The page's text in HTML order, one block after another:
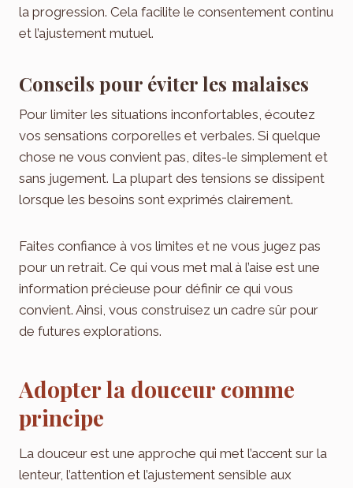
la progression. Cela facilite le consentement continu
et l’ajustement mutuel.
Conseils pour éviter les malaises
Pour limiter les situations inconfortables, écoutez
vos sensations corporelles et verbales. Si quelque
chose ne vous convient pas, dites-le simplement et
sans jugement. La plupart des tensions se dissipent
lorsque les besoins sont exprimés clairement.
Faites confiance à vos limites et ne vous jugez pas
pour un retrait. Ce qui vous met mal à l’aise est une
information précieuse pour définir ce qui vous
convient. Ainsi, vous construisez un cadre sûr pour
de futures explorations.
Adopter la douceur comme
principe
La douceur est une approche qui met l’accent sur la
lenteur, l’attention et l’ajustement sensible aux